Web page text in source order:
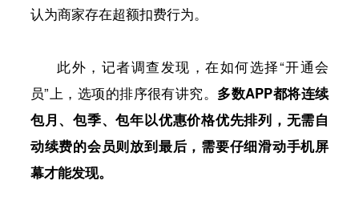
认为商家存在超额扣费行为。
此外，记者调查发现，在如何选择“开通会
员”上，选项的排序很有讲究。 多数APP都将连续
包月、包季、包年以优惠价格优先排列，无需自
动续费的会员则放到最后，需要仔细滑动手机屏
幕才能发现。